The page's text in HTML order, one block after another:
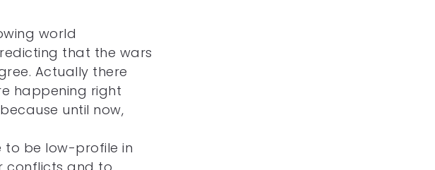
world
that the wars
Actually there
happening right
until now,
to be low-profile in